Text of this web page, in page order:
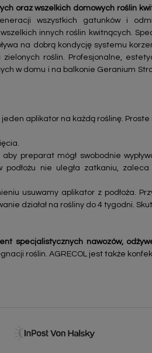
oraz wszelkich domowych roślin
wszystkich gatunków i
innych roślin kwitnących.
na dobrą kondycję systemu
roślin. Profesjonalne,
w domu i na balkonie Geranium
aplikator na każdą roślinę.
preparat mógł swobodnie
nie uległa zatkaniu,
usuwamy aplikator z podłoża.
działał na rośliny do 4 tygodni.
specjalistycznych nawozów,
roślin. AGRECOL jest także